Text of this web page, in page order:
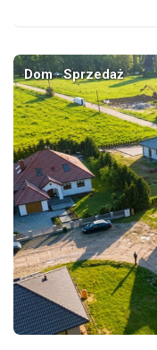
Dom · Sprzedaż